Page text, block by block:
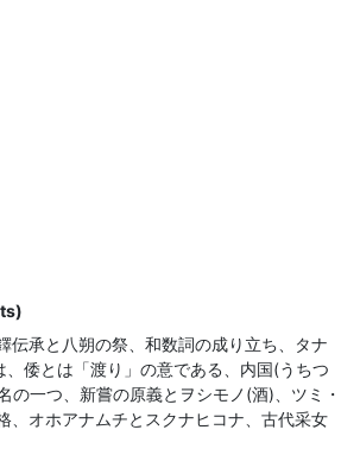
伝承と八朔の祭、和数詞の成り立ち、タナ
倭とは「渡り」の意である、内国(うちつ
の一つ、新嘗の原義とヲシモノ(酒)、ツミ・
、オホアナムチとスクナヒコナ、古代采女